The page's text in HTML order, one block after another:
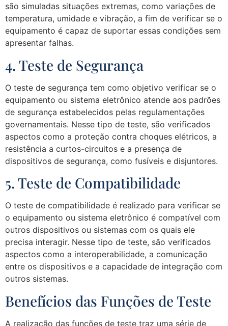
são simuladas situações extremas, como variações de
temperatura, umidade e vibração, a fim de verificar se o
equipamento é capaz de suportar essas condições sem
apresentar falhas.
4. Teste de Segurança
O teste de segurança tem como objetivo verificar se o
equipamento ou sistema eletrônico atende aos padrões
de segurança estabelecidos pelas regulamentações
governamentais. Nesse tipo de teste, são verificados
aspectos como a proteção contra choques elétricos, a
resistência a curtos-circuitos e a presença de
dispositivos de segurança, como fusíveis e disjuntores.
5. Teste de Compatibilidade
O teste de compatibilidade é realizado para verificar se
o equipamento ou sistema eletrônico é compatível com
outros dispositivos ou sistemas com os quais ele
precisa interagir. Nesse tipo de teste, são verificados
aspectos como a interoperabilidade, a comunicação
entre os dispositivos e a capacidade de integração com
outros sistemas.
Benefícios das Funções de Teste
A realização das funções de teste traz uma série de